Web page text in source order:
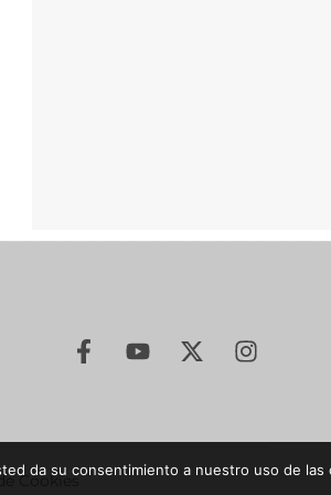
Cookies
da su consentimiento a nuestro uso de las